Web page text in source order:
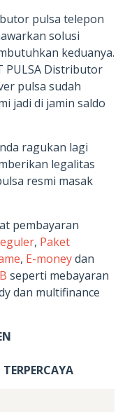
pulsa telepon
solusi
keduanya.
PULSA Distributor
pulsa sudah
jadi di jamin saldo
ragukan lagi
legalitas
resmi masak
pembayaran
, Paket
, E-moneydan
seperti mebayaran
dan multifinance